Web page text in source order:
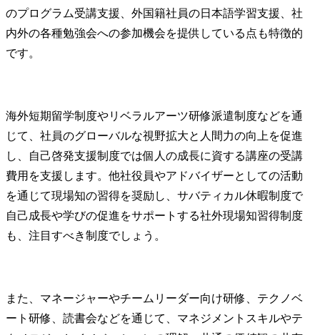
のプログラム受講支援、外国籍社員の日本語学習支援、社
内外の各種勉強会への参加機会を提供している点も特徴的
です。
海外短期留学制度やリベラルアーツ研修派遣制度などを通
じて、社員のグローバルな視野拡大と人間力の向上を促進
し、自己啓発支援制度では個人の成長に資する講座の受講
費用を支援します。他社役員やアドバイザーとしての活動
を通じて現場知の習得を奨励し、サバティカル休暇制度で
自己成長や学びの促進をサポートする社外現場知習得制度
も、注目すべき制度でしょう。
また、マネージャーやチームリーダー向け研修、テクノベ
ート研修、読書会などを通じて、マネジメントスキルやテ